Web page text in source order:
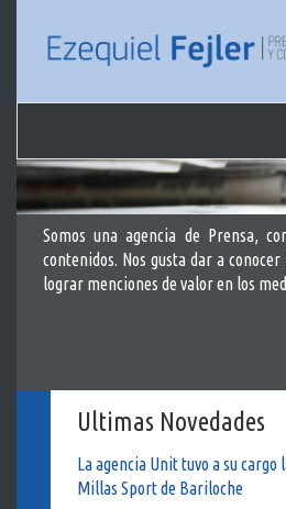
Somos una agencia de Prensa,
contenidos. Nos gusta dar a
lograr menciones de valor en los
Ultimas Novedades
La agencia Unit tuvo a su cargo
Millas Sport de Bariloche